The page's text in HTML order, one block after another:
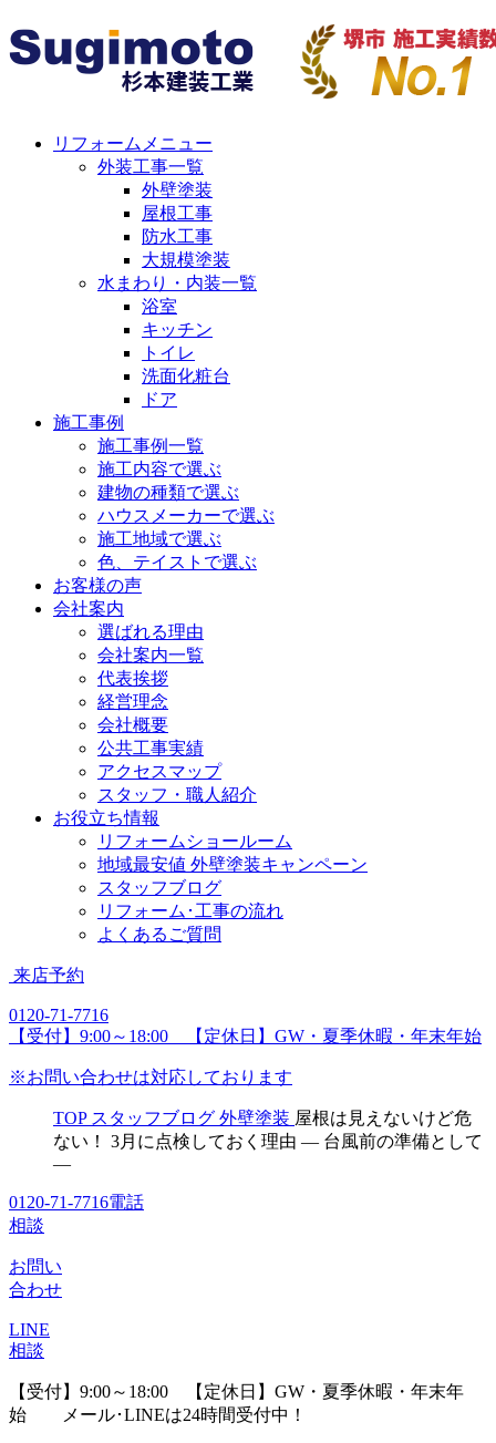
リフォームメニュー
外装工事一覧
外壁塗装
屋根工事
防水工事
大規模塗装
水まわり・内装一覧
浴室
キッチン
トイレ
洗面化粧台
ドア
施工事例
施工事例一覧
施工内容で選ぶ
建物の種類で選ぶ
ハウスメーカーで選ぶ
施工地域で選ぶ
色、テイストで選ぶ
お客様の声
会社案内
選ばれる理由
会社案内一覧
代表挨拶
経営理念
会社概要
公共工事実績
アクセスマップ
スタッフ・職人紹介
お役立ち情報
リフォームショールーム
地域最安値 外壁塗装キャンペーン
スタッフブログ
リフォーム･工事の流れ
よくあるご質問
来店予約
0120-71-7716
【受付】9:00～18:00 【定休日】GW・夏季休暇・年末年始
※お問い合わせは対応しております
TOP スタッフブログ 外壁塗装 屋根は見えないけど危
ない！ 3月に点検しておく理由 ― 台風前の準備として
―
0120-71-7716電話
相談
お問い
合わせ
LINE
相談
【受付】9:00～18:00 【定休日】GW・夏季休暇・年末年
始 メール･LINEは24時間受付中！